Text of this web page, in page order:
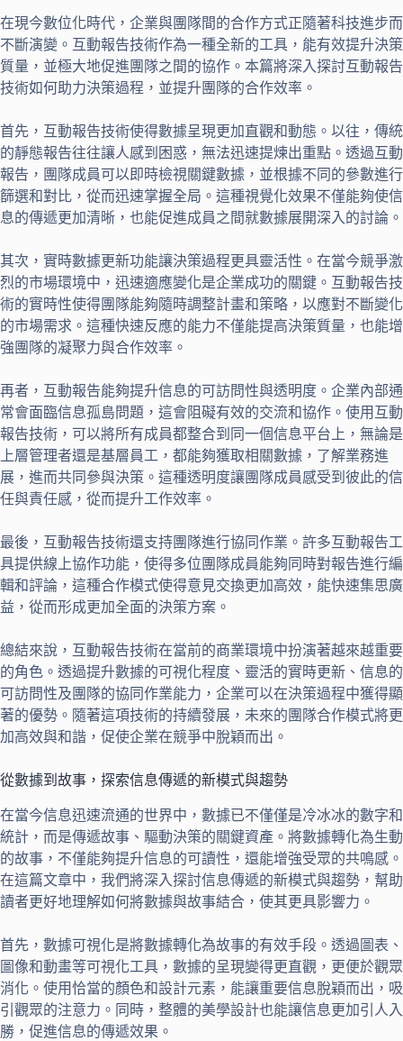
在現今數位化時代，企業與團隊間的合作方式正隨著科技進步而
不斷演變。互動報告技術作為一種全新的工具，能有效提升決策
質量，並極大地促進團隊之間的協作。本篇將深入探討互動報告
技術如何助力決策過程，並提升團隊的合作效率。
首先，互動報告技術使得數據呈現更加直觀和動態。以往，傳統
的靜態報告往往讓人感到困惑，無法迅速提煉出重點。透過互動
報告，團隊成員可以即時檢視關鍵數據，並根據不同的參數進行
篩選和對比，從而迅速掌握全局。這種視覺化效果不僅能夠使信
息的傳遞更加清晰，也能促進成員之間就數據展開深入的討論。
其次，實時數據更新功能讓決策過程更具靈活性。在當今競爭激
烈的市場環境中，迅速適應變化是企業成功的關鍵。互動報告技
術的實時性使得團隊能夠隨時調整計畫和策略，以應對不斷變化
的市場需求。這種快速反應的能力不僅能提高決策質量，也能增
強團隊的凝聚力與合作效率。
再者，互動報告能夠提升信息的可訪問性與透明度。企業內部通
常會面臨信息孤島問題，這會阻礙有效的交流和協作。使用互動
報告技術，可以將所有成員都整合到同一個信息平台上，無論是
上層管理者還是基層員工，都能夠獲取相關數據，了解業務進
展，進而共同參與決策。這種透明度讓團隊成員感受到彼此的信
任與責任感，從而提升工作效率。
最後，互動報告技術還支持團隊進行協同作業。許多互動報告工
具提供線上協作功能，使得多位團隊成員能夠同時對報告進行編
輯和評論，這種合作模式使得意見交換更加高效，能快速集思廣
益，從而形成更加全面的決策方案。
總結來說，互動報告技術在當前的商業環境中扮演著越來越重要
的角色。透過提升數據的可視化程度、靈活的實時更新、信息的
可訪問性及團隊的協同作業能力，企業可以在決策過程中獲得顯
著的優勢。隨著這項技術的持續發展，未來的團隊合作模式將更
加高效與和諧，促使企業在競爭中脫穎而出。
從數據到故事，探索信息傳遞的新模式與趨勢
在當今信息迅速流通的世界中，數據已不僅僅是冷冰冰的數字和
統計，而是傳遞故事、驅動決策的關鍵資產。將數據轉化為生動
的故事，不僅能夠提升信息的可讀性，還能增強受眾的共鳴感。
在這篇文章中，我們將深入探討信息傳遞的新模式與趨勢，幫助
讀者更好地理解如何將數據與故事結合，使其更具影響力。
首先，數據可視化是將數據轉化為故事的有效手段。透過圖表、
圖像和動畫等可視化工具，數據的呈現變得更直觀，更便於觀眾
消化。使用恰當的顏色和設計元素，能讓重要信息脫穎而出，吸
引觀眾的注意力。同時，整體的美學設計也能讓信息更加引人入
勝，促進信息的傳遞效果。